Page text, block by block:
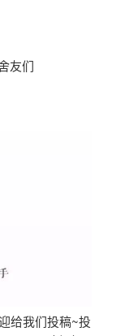
友们
给我们投稿~投